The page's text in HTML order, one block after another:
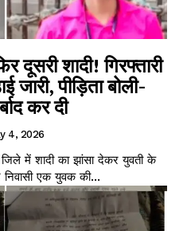
दूसरी शादी! गिरफ्तारी
पीड़िता बोली-
कर दी
4, 2026
में शादी का झांसा देकर युवती के
एक युवक की...